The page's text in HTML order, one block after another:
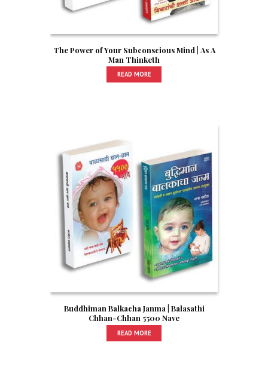
The Power of Your Subconscious Mind | As A
Man Thinketh
READ MORE
Buddhiman Balkacha Janma | Balasathi
Chhan-Chhan 5500 Nave
READ MORE